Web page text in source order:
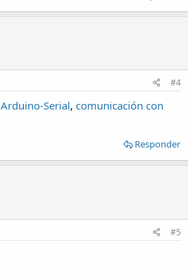
#4
Arduino-Serial, comunicación con
Responder
#5